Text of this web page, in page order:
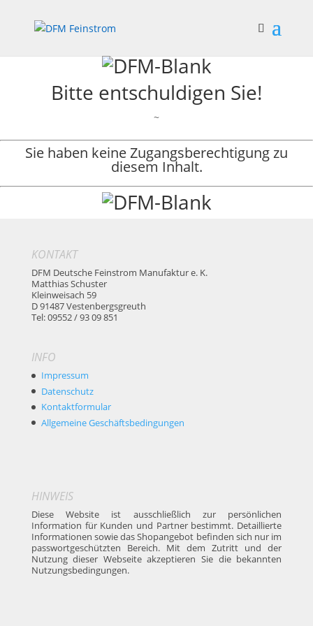
Bitte entschuldigen Sie!
~
Sie haben keine Zugangsberechtigung zu
diesem Inhalt.
KONTAKT
DFM Deutsche Feinstrom Manufaktur e. K.
Matthias Schuster
Kleinweisach 59
D 91487 Vestenbergsgreuth
Tel: 09552 / 93 09 851
INFO
Impressum
Datenschutz
Kontaktformular
Allgemeine Geschäftsbedingungen
HINWEIS
Diese Website ist ausschließlich zur persönlichen
Information für Kunden und Partner bestimmt. Detaillierte
Informationen sowie das Shopangebot befinden sich nur im
passwortgeschützten Bereich. Mit dem Zutritt und der
Nutzung dieser Webseite akzeptieren Sie die bekannten
Nutzungsbedingungen.